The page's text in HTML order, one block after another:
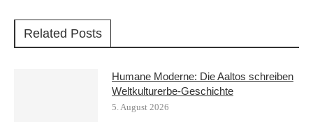
Related Posts
Humane Moderne: Die Aaltos schreiben
Weltkulturerbe-Geschichte
5. August 2026